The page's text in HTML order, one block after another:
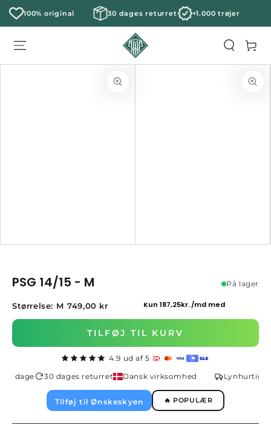
100% original 30 dages returret +1.000 trøjer
Kurv
PSG 14/15 - M På lager
Størrelse: M 749,00 kr
TILFØJ TIL KURV
4.9 ud af 5
2 dage
30 dages returret Dansk virksomhed Lynhurtig
Tilføj til Ønskeskyen 🔥 POPULÆR